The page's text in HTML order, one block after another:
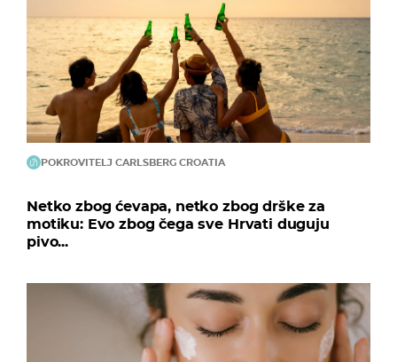
POKROVITELJ CARLSBERG CROATIA
Netko zbog ćevapa, netko zbog drške za
motiku: Evo zbog čega sve Hrvati duguju
pivo...